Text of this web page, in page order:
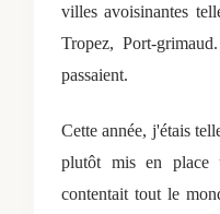
villes avoisinantes
Tropez, Port-
passaient.
Cette année, j'étais
plutôt mis en place
contentait tout le